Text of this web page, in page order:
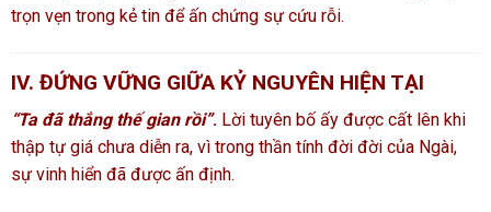
trọn vẹn trong kẻ tin để ấn chứng sự cứu rỗi.
IV. ĐỨNG VỮNG GIỮA KỶ NGUYÊN HIỆN TẠI
“Ta đã thắng thế gian rồi”. Lời tuyên bố ấy được cất lên khi
thập tự giá chưa diễn ra, vì trong thần tính đời đời của Ngài,
sự vinh hiển đã được ấn định.